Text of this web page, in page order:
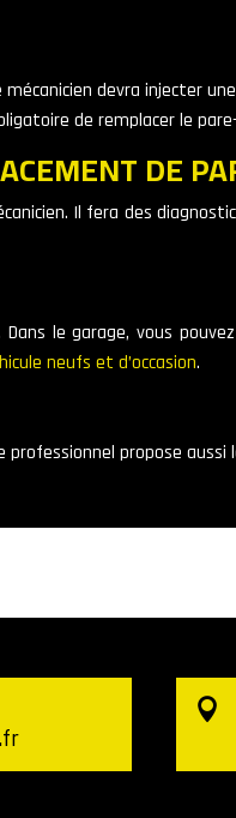
devra injecter
de remplacer le
DE
Il fera des
Dans le garage, vous
neufs et d’occasion.
propose
